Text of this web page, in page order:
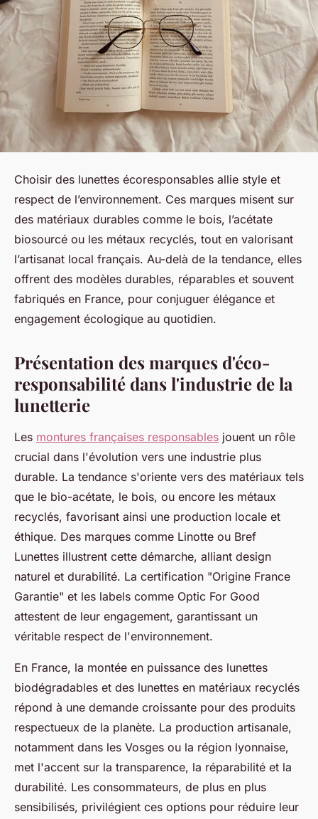
Choisir des lunettes écoresponsables allie style et
respect de l’environnement. Ces marques misent sur
des matériaux durables comme le bois, l’acétate
biosourcé ou les métaux recyclés, tout en valorisant
l’artisanat local français. Au-delà de la tendance, elles
offrent des modèles durables, réparables et souvent
fabriqués en France, pour conjuguer élégance et
engagement écologique au quotidien.
Présentation des marques d'éco-
responsabilité dans l'industrie de la
lunetterie
Les montures françaises responsables jouent un rôle
crucial dans l'évolution vers une industrie plus
durable. La tendance s'oriente vers des matériaux tels
que le bio-acétate, le bois, ou encore les métaux
recyclés, favorisant ainsi une production locale et
éthique. Des marques comme Linotte ou Bref
Lunettes illustrent cette démarche, alliant design
naturel et durabilité. La certification "Origine France
Garantie" et les labels comme Optic For Good
attestent de leur engagement, garantissant un
véritable respect de l'environnement.
En France, la montée en puissance des lunettes
biodégradables et des lunettes en matériaux recyclés
répond à une demande croissante pour des produits
respectueux de la planète. La production artisanale,
notamment dans les Vosges ou la région lyonnaise,
met l'accent sur la transparence, la réparabilité et la
durabilité. Les consommateurs, de plus en plus
sensibilisés, privilégient ces options pour réduire leur